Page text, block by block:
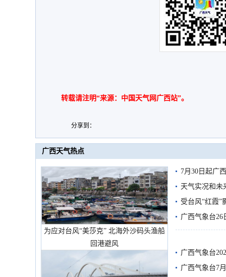
转载请注明“来源：中国天气网广西站”。
分享到：
广西天气热点
为应对台风“美莎克” 北海外沙码头渔船
回港避风
7月30日起广
天气实况和未
受台风“红霞”
有较强降雨
广西气象台26
广西气象台
预警
广西气象台7